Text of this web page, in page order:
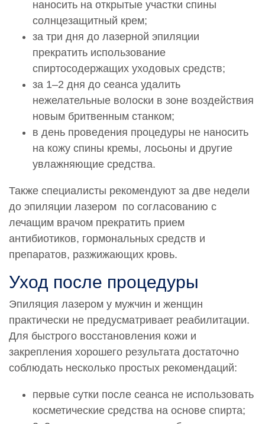
наносить на открытые участки спины
солнцезащитный крем;
за три дня до лазерной эпиляции
прекратить использование
спиртосодержащих уходовых средств;
за 1–2 дня до сеанса удалить
нежелательные волоски в зоне воздействия
новым бритвенным станком;
в день проведения процедуры не наносить
на кожу спины кремы, лосьоны и другие
увлажняющие средства.
Также специалисты рекомендуют за две недели
до эпиляции лазером по согласованию с
лечащим врачом прекратить прием
антибиотиков, гормональных средств и
препаратов, разжижающих кровь.
Уход после процедуры
Эпиляция лазером у мужчин и женщин
практически не предусматривает реабилитации.
Для быстрого восстановления кожи и
закрепления хорошего результата достаточно
соблюдать несколько простых рекомендаций:
первые сутки после сеанса не использовать
косметические средства на основе спирта;